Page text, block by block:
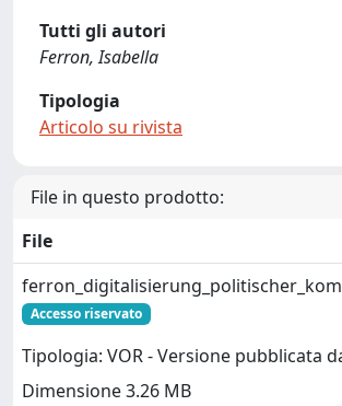
Tutti gli autori
Ferron, Isabella
Tipologia
Articolo su rivista
File in questo prodotto:
File
Accesso riservato
Tipologia: VOR - Versione pubblicata
Dimensione 3.26 MB